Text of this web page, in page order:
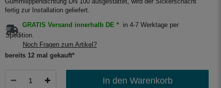
fertig zur Installation geliefert.
GRATIS Versand innerhalb DE *
in 4-7 Werktage per
Spedition.
Noch Fragen zum Artikel?
bereits 12 mal gekauft*
In den Warenkorb